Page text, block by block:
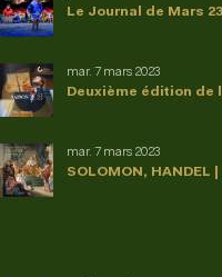
Le Journal de Mars 23
Deuxième édition de
mar. 7 mars 2023
SOLOMON,
mar. 7 mars 2023